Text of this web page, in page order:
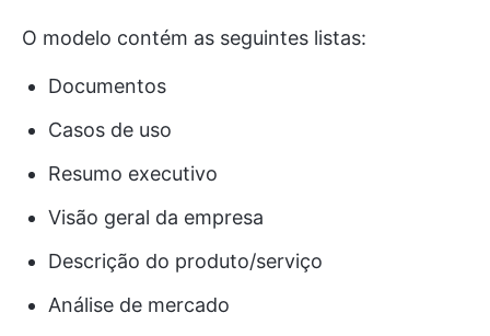
O modelo contém as seguintes listas:
Documentos
Casos de uso
Resumo executivo
Visão geral da empresa
Descrição do produto/serviço
Análise de mercado